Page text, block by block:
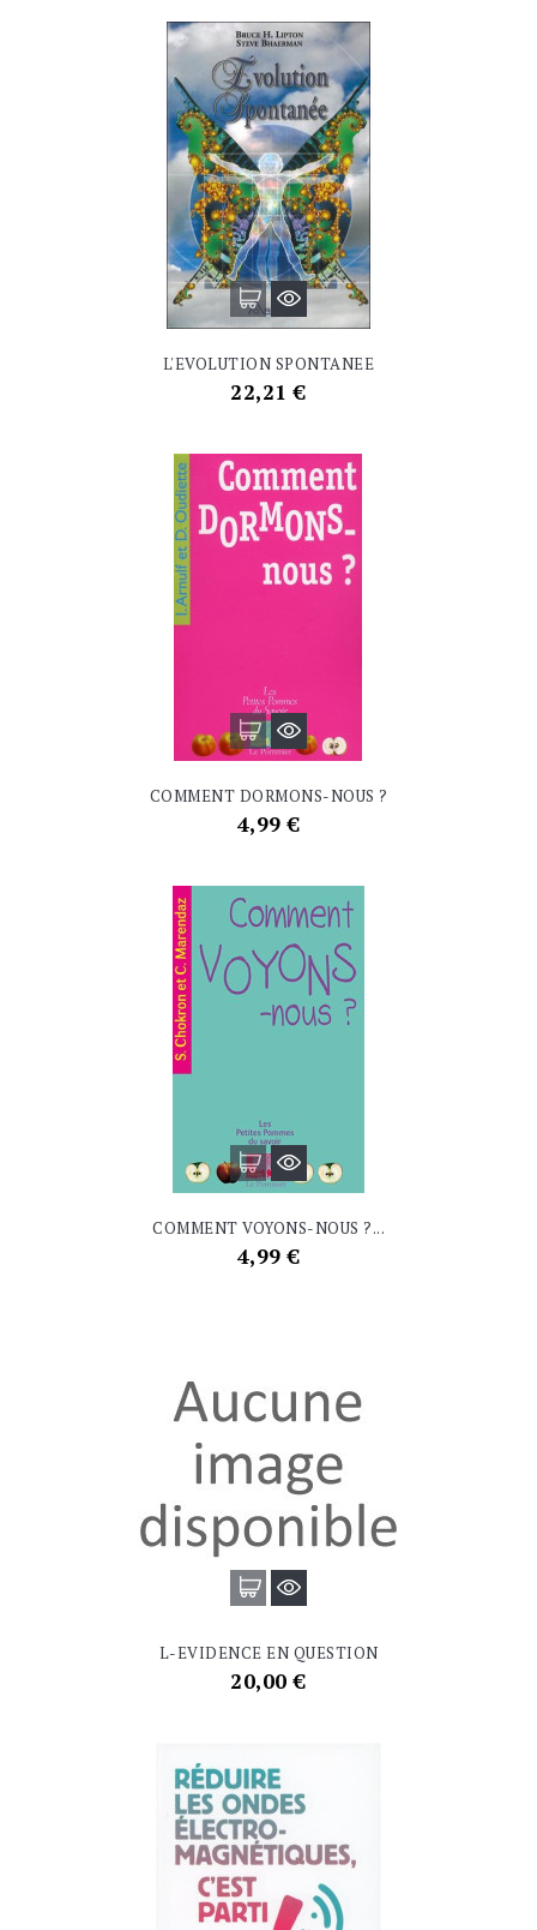
L'EVOLUTION SPONTANEE
Prix
22,21 €
COMMENT DORMONS-NOUS ?
Prix
4,99 €
COMMENT VOYONS-NOUS ?...
Prix
4,99 €
L-EVIDENCE EN QUESTION
Prix
20,00 €